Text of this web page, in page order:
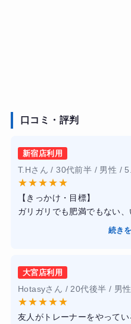
口コミ・評判
新宿店利用
T.Hさん / 30代前半 / 男性 /
★★★★★
【きっかけ・目標】
ガリガリでも肥満でもない
型」を打破したくて入会し
【感想】
新宿店を利用しましたが、ト
ベルの身体をしており、説
ングはかなりハードですが
の追い込み方が絶妙で、自
続き
大宮店利用
Hotasyさん / 20代後半 / 男
★★★★★
友人がトレーナーをやって